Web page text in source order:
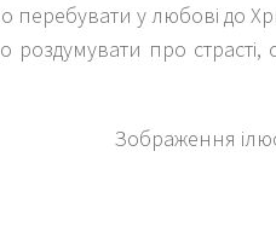
перебувати у любові до
про страсті,
Зображення